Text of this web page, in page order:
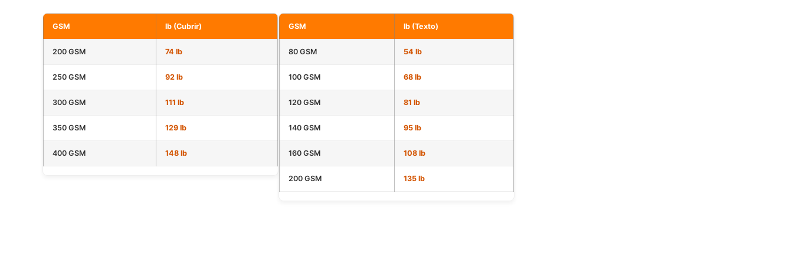
GSM lb (Cubrir)
200 GSM 74 lb
250 GSM 92 lb
300 GSM 111 lb
350 GSM 129 lb
400 GSM 148 lb
GSM lb (Texto)
80 GSM 54 lb
100 GSM 68 lb
120 GSM 81 lb
140 GSM 95 lb
160 GSM 108 lb
200 GSM 135 lb